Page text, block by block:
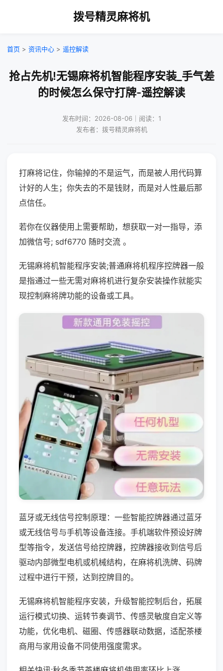
拨号精灵麻将机
首页 > 资讯中心 > 遥控解读
抢占先机!无锡麻将机智能程序安装_手气差
的时候怎么保守打牌-遥控解读
发布时间：2026-08-06｜阅读：1
发布者：拨号精灵麻将机
打麻将记住，你输掉的不是运气，而是被人用代码算
计好的人生；你失去的不是钱财，而是对人性最后那
点信任。
若你在仪器使用上需要帮助，想获取一对一指导，添
加微信号; sdf6770 随时交流 。
无锡麻将机智能程序安装;普通麻将机程序控牌器一般
是指通过一些无需对麻将机进行复杂安装操作就能实
现控制麻将牌功能的设备或工具。
蓝牙或无线信号控制原理：一些智能控牌器通过蓝牙
或无线信号与手机等设备连接。手机端软件预设好牌
型等指令，发送信号给控牌器，控牌器接收到信号后
驱动内部微型电机或机械结构，在麻将机洗牌、码牌
过程中进行干预，达到控牌目的。
无锡麻将机智能程序安装，升级智能控制后台，拓展
运行模式切换、运转节奏调节、传感灵敏度自定义等
功能，优化电机、磁圈、传感器联动数据，适配茶楼
商用与家用设备不同使用强度需求。